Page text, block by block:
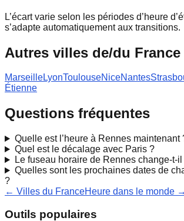
L’écart varie selon les périodes d’heure
s’adapte automatiquement aux transitions.
Autres villes de/du France
MarseilleLyonToulouseNiceNantes
Étienne
Questions fréquentes
Quelle est l’heure à Rennes maintenant
Quel est le décalage avec Paris ?
Le fuseau horaire de Rennes change-t-il
Quelles sont les prochaines dates de
?
← Villes du FranceHeure dans le monde →
Outils populaires